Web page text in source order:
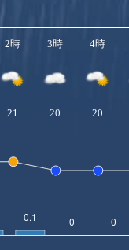
2時 3時 4時
21 20 20